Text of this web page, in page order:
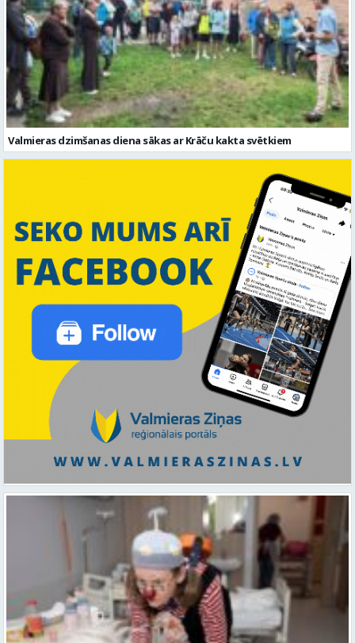
Valmieras dzimšanas diena sākas ar Krāču kakta svētkiem